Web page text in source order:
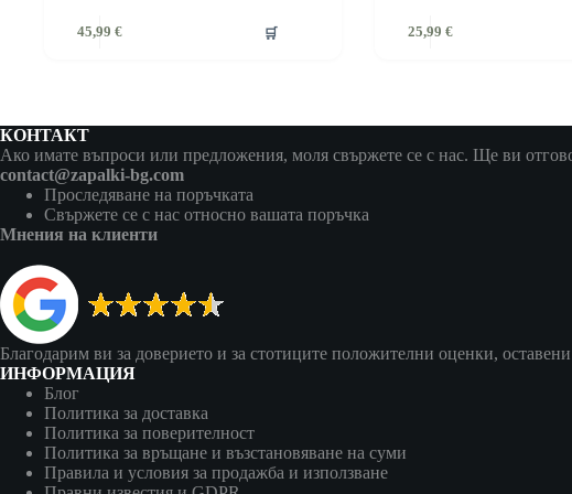
45,99 € 🛒 25,99 €
КОНТАКТ
Ако имате въпроси или предложения, моля свържете се с нас. Ще ви
contact@zapalki-bg.com
Проследяване на поръчката
Свържете се с нас относно вашата поръчка
Мнения на клиенти
Благодарим ви за доверието и за стотиците положителни оценки,
ИНФОРМАЦИЯ
Блог
Политика за доставка
Политика за поверителност
Политика за връщане и възстановяване на суми
Правила и условия за продажба и използване